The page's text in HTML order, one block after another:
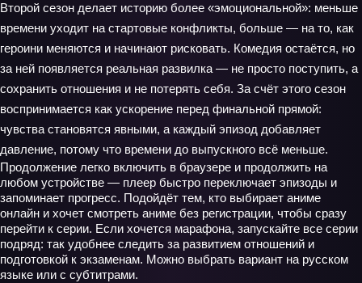
Второй сезон делает историю более «эмоциональной»: меньше
времени уходит на стартовые конфликты, больше — на то, как
героини меняются и начинают рисковать. Комедия остаётся, но
за ней появляется реальная развилка — не просто поступить, а
сохранить отношения и не потерять себя. За счёт этого сезон
воспринимается как ускорение перед финальной прямой:
чувства становятся явными, а каждый эпизод добавляет
давление, потому что времени до выпускного всё меньше.
Продолжение легко включить в браузере и продолжить на
любом устройстве — плеер быстро переключает эпизоды и
запоминает прогресс. Подойдёт тем, кто выбирает аниме
онлайн и хочет смотреть аниме без регистрации, чтобы сразу
перейти к серии. Если хочется марафона, запускайте все серии
подряд: так удобнее следить за развитием отношений и
подготовкой к экзаменам. Можно выбрать вариант на русском
языке или с субтитрами.